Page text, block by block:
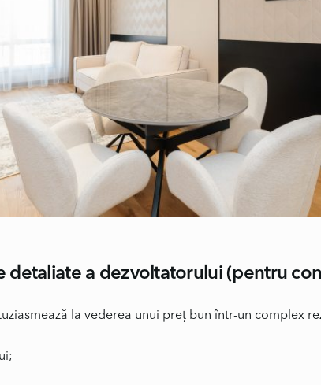
detaliate a dezvoltatorului (pentru
la vederea unui preț bun într-un complex